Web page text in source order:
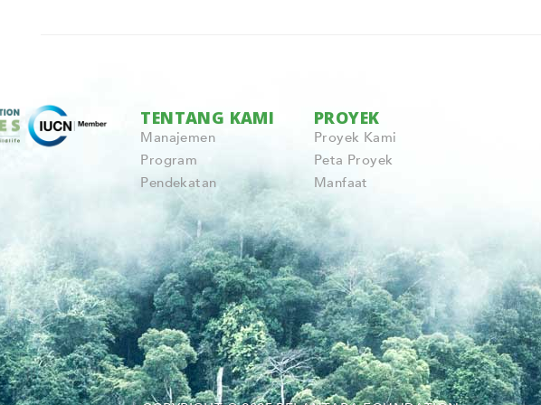
TENTANG KAMI
Manajemen
Program
Pendekatan
PROYEK
Proyek Kami
Peta Proyek
Manfaat